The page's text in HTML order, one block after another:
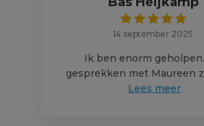
14 september 2025
Ik ben enorm
gesprekken met Maureen
Lees meer